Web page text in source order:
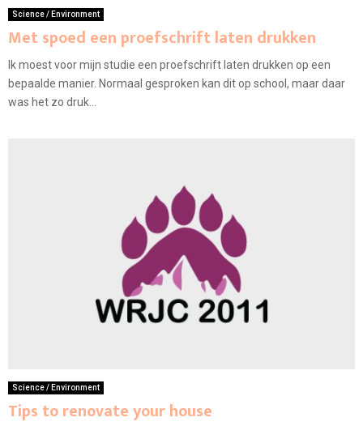
Science / Environment
Met spoed een proefschrift laten drukken
Ik moest voor mijn studie een proefschrift laten drukken op een
bepaalde manier. Normaal gesproken kan dit op school, maar daar
was het zo druk...
Science / Environment
Tips to renovate your house